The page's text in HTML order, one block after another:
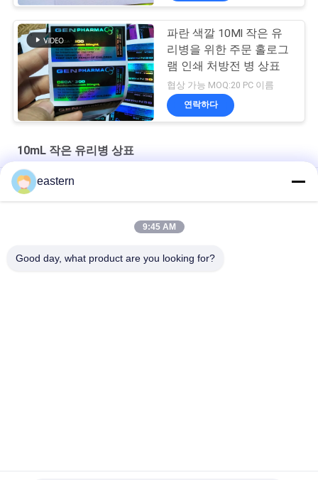
파란 색깔 10Ml 작은 유
리병을 위한 주문 홀로그
램 인쇄 처방전 병 상표
협상 가능 MOQ:20 PC 이름
연락하다
10mL 작은 유리병 상표
티르제 파티드 20mg 2 ML 펩타이드 바이알 병 라벨 스티커 인쇄
eastern
9:45 AM
Good day, what product are you looking for?